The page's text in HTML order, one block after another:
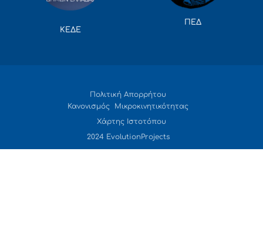
ΚΕΔΕ
ΠΕΔ
Πολιτική Απορρήτου
Κανονισμός Μικροκινητικότητας
Χάρτης Ιστοτόπου
2024 EvolutionProjects